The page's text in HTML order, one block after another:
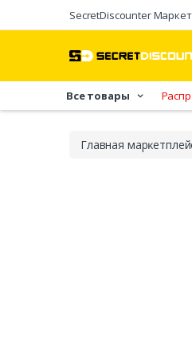
SecretDiscounter
Все товары
Главная